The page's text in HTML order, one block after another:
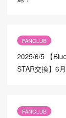
FANCLUB
2025/6/5 【
STAR交換】6
FANCLUB